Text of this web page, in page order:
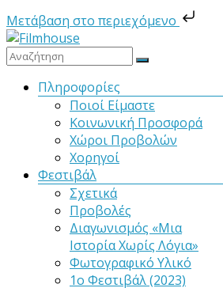
Μετάβαση στο περιεχόμενο
Μετάβαση
στο
Filmhouse
Κινηματογραφική
Καλαμάτας
ΜενούΠληροφορίες
Ποιοί Είμαστε
Κοινωνική Προσφορά
Χώροι Προβολών
Χορηγοί
Φεστιβάλ
Σχετικά
Προβολές
Διαγωνισμός «Μια
Ιστορία Χωρίς Λόγια»
Φωτογραφικό Υλικό
1ο Φεστιβάλ (2023)